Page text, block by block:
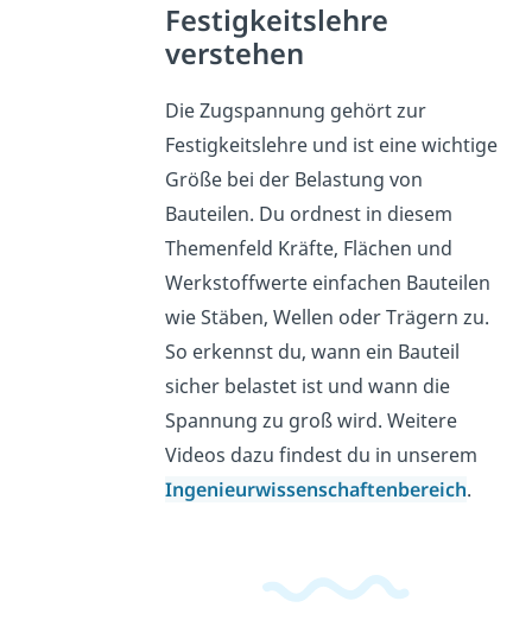
Festigkeitslehre
verstehen
Die Zugspannung gehört zur
Festigkeitslehre und ist eine wichtige
Größe bei der Belastung von
Bauteilen. Du ordnest in diesem
Themenfeld Kräfte, Flächen und
Werkstoffwerte einfachen Bauteilen
wie Stäben, Wellen oder Trägern zu.
So erkennst du, wann ein Bauteil
sicher belastet ist und wann die
Spannung zu groß wird. Weitere
Videos dazu findest du in unserem
Ingenieurwissenschaftenbereich.